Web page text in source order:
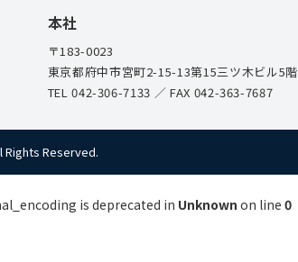
本社
〒183-0023
東京都府中市宮町2-15-13第15三ツ木ビル5階
TEL042-306-7133 ／ FAX 042-363-7687
Rights Reserved.
is deprecated in Unknown on line 0